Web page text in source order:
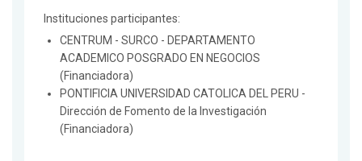
Instituciones participantes:
CENTRUM - SURCO - DEPARTAMENTO
ACADEMICO POSGRADO EN NEGOCIOS
(Financiadora)
PONTIFICIA UNIVERSIDAD CATOLICA DEL PERU -
Dirección de Fomento de la Investigación
(Financiadora)